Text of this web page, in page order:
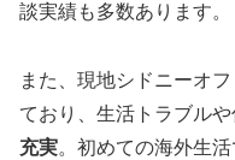
談実績も多数あります。
また、現地シドニーオ
ており、生活トラブル
充実。初めての海外生